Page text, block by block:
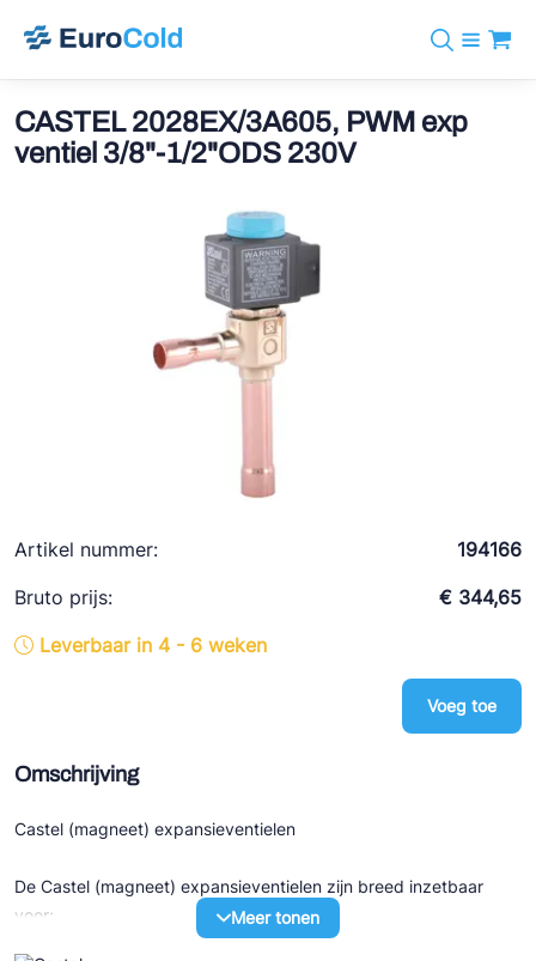
info@eurocold.nl
Merken
BOCK
Ziehl-Abegg
ESK Schultze
TEKLAB
Koudemiddelen
Diensten
CASTEL 2028EX/3A605, PWM exp
ventiel 3/8"-1/2"ODS 230V
Artikel nummer:
194166
Bruto prijs:
€ 344,65
Leverbaar in 4 - 6 weken
Voeg toe
Omschrijving
Castel (magneet) expansieventielen
De Castel (magneet) expansieventielen zijn breed inzetbaar
voor;
- Koeltechnische installaties,
Meer tonen